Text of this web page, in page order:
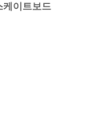
케이트보드